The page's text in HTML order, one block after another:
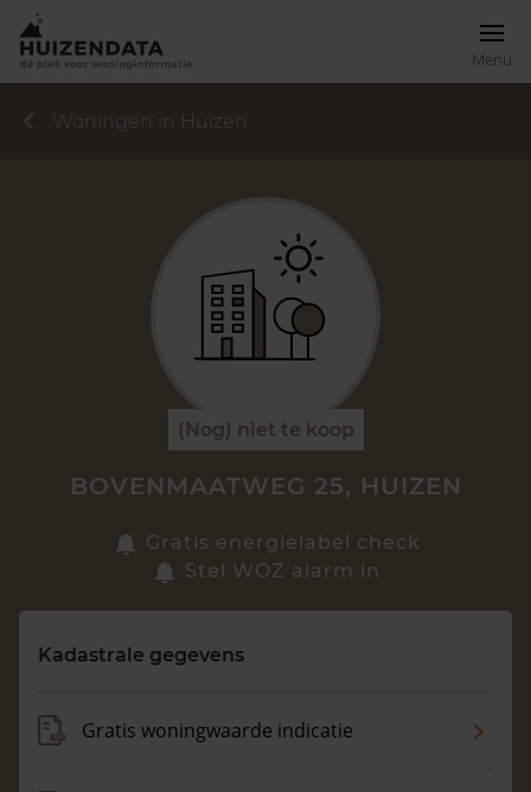
Menu
Zoek een woning
Maandag t/m vrijdag - 08:00 -18:00
Woningen in Huizen
(Nog) niet te koop
BOVENMAATWEG 25, HUIZEN
Gratis energielabel check
Stel WOZ alarm in
Kadastrale gegevens
Gratis woningwaarde indicatie